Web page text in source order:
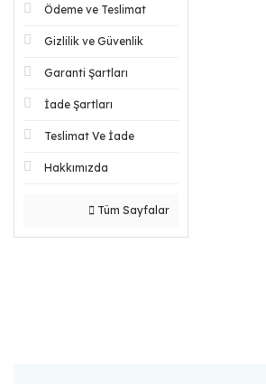
Ödeme ve Teslimat
Gizlilik ve Güvenlik
Garanti Şartları
İade Şartları
Teslimat Ve İade
Hakkımızda
Tüm Sayfalar